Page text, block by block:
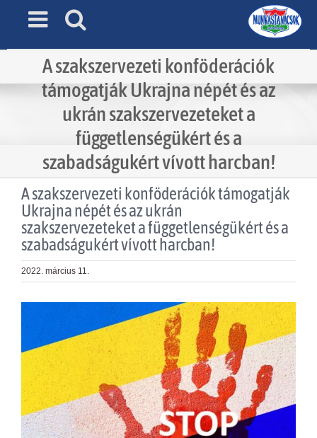
A szakszervezeti konföderációk
támogatják Ukrajna népét és az
ukrán szakszervezeteket a
függetlenségükért és a
szabadságukért vívott harcban!
A szakszervezeti konföderációk támogatják
Ukrajna népét és az ukrán
szakszervezeteket a függetlenségükért és a
szabadságukért vívott harcban!
2022. március 11.
View